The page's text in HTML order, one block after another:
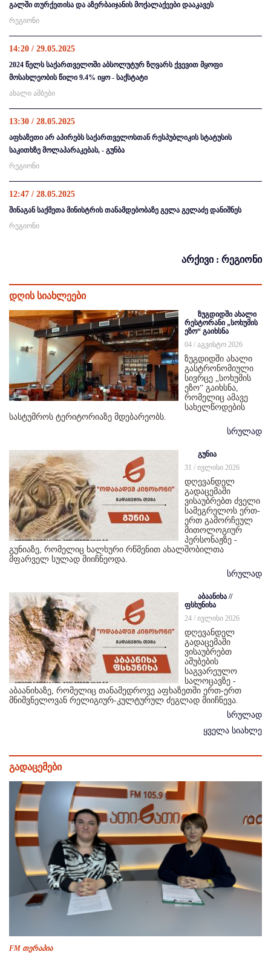
გალში თურქეთისა და აზერბაიჯანის მოქალაქეები დააკავეს
რეგიონი
14:20 / 29.05.2025
2024 წელს საქართველოში აბსოლუტურ ზღვარს ქვევით მყოფი
მოსახლეობის წილი 9.4% იყო - საქსტატი
ახალი ამბები
13:30 / 28.05.2025
აფხაზეთი არ აპირებს საქართველოსთან რესპუბლიკის სტატუსის
საკითხზე მოლაპარაკებას, - გუნბა
რეგიონი
12:47 / 28.05.2025
შინაგან საქმეთა მინისტრის თანამდებობაზე გელა გელაძე დანიშნეს
რეგიონი
არქივი : რეგიონი
დღის სიახლეები
ზუგდიდში ახალი
რესტორანი „სოხუმის
ეზო“ გაიხსნა
04 / აგვისტო 2026
ზუგდიდში ახალი
გასტრონომიული
სივრცე „სოხუმის
ეზო“ გაიხსნა,
რომელიც ამავე
სახელწოდების
სასტუმროს ტერიტორიაზე მდებარეობს.
სრულად
გუნია
31 / ივლისი 2026
დღევანდელ
გადაცემაში
ვისაუბრებთ ძველი
სამეგრელოს ერთ-
ერთ გამორჩეულ
მითოლოგიურ
პერსონაჟზე -
გუნიაზე, რომელიც ხალხური რწმენით ახალშობილთა
მფარველ სულად მიიჩნეოდა.
სრულად
აბაანიხა //
ფსხუნიხა
24 / ივლისი 2026
დღევანდელ
გადაცემაში
ვისაუბრებთ
აშუბების
საგვარეულო
სალოცავზე -
აბაანიხაზე, რომელიც თანამედროვე აფხაზეთში ერთ-ერთ
მნიშვნელოვან რელიგიურ-კულტურულ ძეგლად მიიჩნევა.
სრულად
ყველა სიახლე
გადაცემები
FM თერაპია